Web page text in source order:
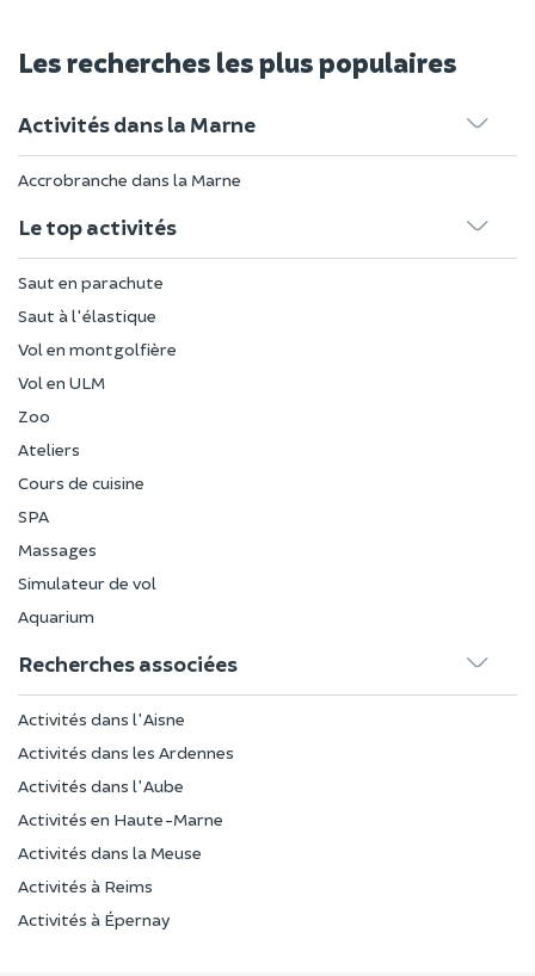
Les recherches les plus populaires
Activités dans la Marne
Accrobranche dans la Marne
Le top activités
Saut en parachute
Saut à l'élastique
Vol en montgolfière
Vol en ULM
Zoo
Ateliers
Cours de cuisine
SPA
Massages
Simulateur de vol
Aquarium
Recherches associées
Activités dans l'Aisne
Activités dans les Ardennes
Activités dans l'Aube
Activités en Haute-Marne
Activités dans la Meuse
Activités à Reims
Activités à Épernay